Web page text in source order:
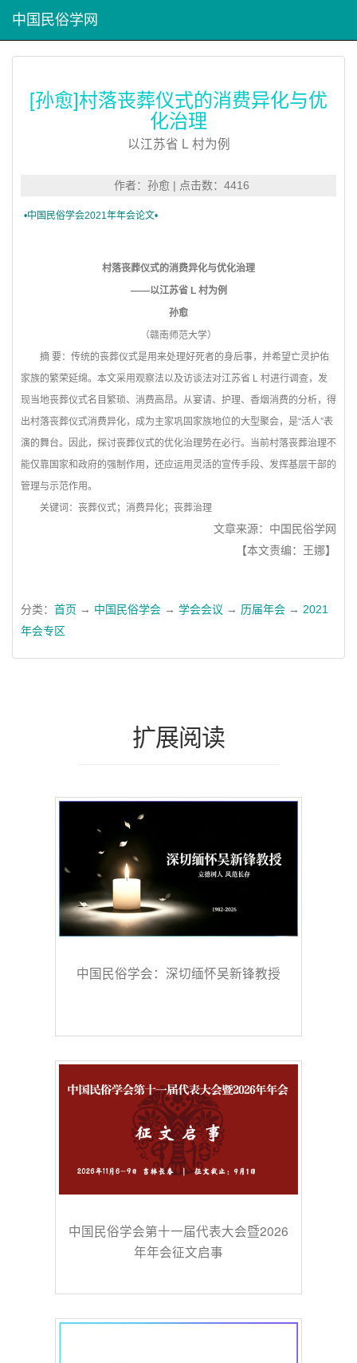
中国民俗学网
[孙愈]村落丧葬仪式的消费异化与优
化治理
以江苏省 L 村为例
作者：孙愈 | 点击数：4416
•中国民俗学会2021年年会论文•
村落丧葬仪式的消费异化与优化治理
——以江苏省 L 村为例
孙愈
（赣南师范大学）
摘 要：传统的丧葬仪式是用来处理好死者的身后事，并希望亡灵护佑
家族的繁荣延绵。本文采用观察法以及访谈法对江苏省 L 村进行调查，发
现当地丧葬仪式名目繁琐、消费高昂。从宴请、护理、香烟消费的分析，得
出村落丧葬仪式消费异化，成为主家巩固家族地位的大型聚会，是“活人”表
演的舞台。因此，探讨丧葬仪式的优化治理势在必行。当前村落丧葬治理不
能仅靠国家和政府的强制作用，还应运用灵活的宣传手段、发挥基层干部的
管理与示范作用。
关键词： 丧葬仪式；消费异化；丧葬治理
文章来源：中国民俗学网
【本文责编：王娜】
分类： 首页 → 中国民俗学会 → 学会会议 → 历届年会 → 2021
年会专区
扩展阅读
中国民俗学会：深切缅怀吴新锋教授
中国民俗学会第十一届代表大会暨2026
年年会征文启事